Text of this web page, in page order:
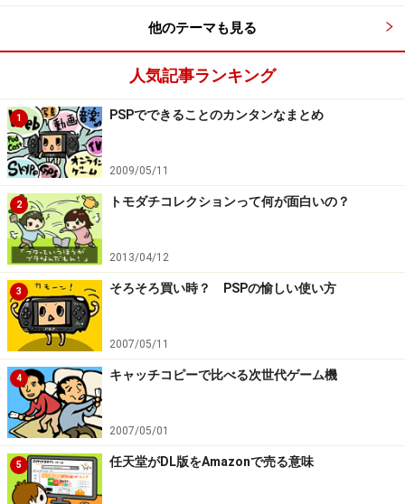
ただしこれには問題もありまして、このゲームの世界に
を体験していない人には、その姿になんの魅力も感じな
いということなんです。ただ、ボタンをポチポチ押して
いるだけです。
の断絶があり、その間を埋めるべく誕生したのがWiiでし
た。
※記事内容は執筆時点のものです。最新の内容をご確認くださ
い。
他のテーマも見る
人気記事ランキング
1 PSPでできることのカンタンなまとめ
2009/05/11
2 トモダチコレクションって何が面白いの？
2013/04/12
3 そろそろ買い時？ PSPの愉しい使い方
2007/05/11
4 キャッチコピーで比べる次世代ゲーム機
2007/05/01
5 任天堂がDL版をAmazonで売る意味